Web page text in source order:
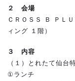
２ 会場
ＣＲＯＳＳ Ｂ ＰＬ
ィング １階）
３ 内容
（１）とれたて仙台
①ランチ